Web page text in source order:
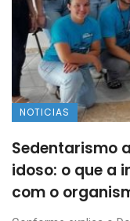
NOTICIAS
Sedentarismo
idoso: o que a
com o